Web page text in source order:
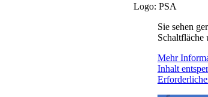
Logo: PSA
Sie sehen
Schaltfläche
Mehr
Inhalt